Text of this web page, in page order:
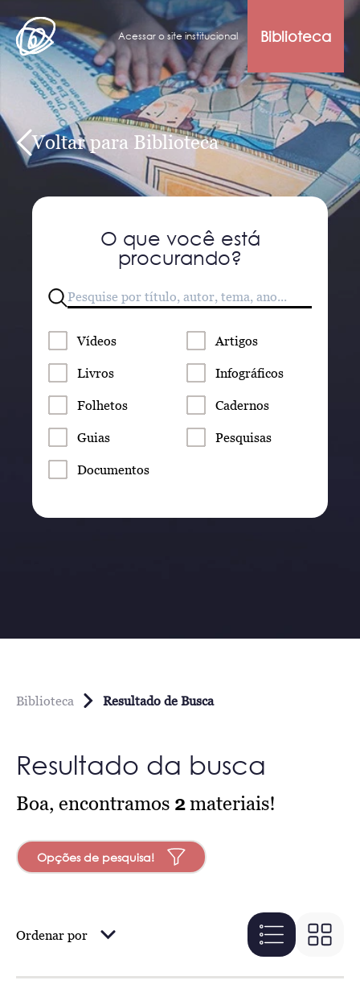
Acessar o site institucional Biblioteca
Voltar para Biblioteca
O que você está
procurando?
Vídeos Artigos
Livros Infográficos
Folhetos Cadernos
Guias Pesquisas
Documentos
Biblioteca Resultado de Busca
Resultado da busca
Boa, encontramos 2materiais!
Opções de pesquisa!
Ordenar por